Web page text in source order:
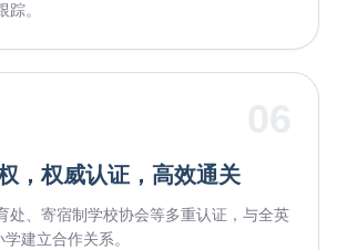
。
，权威认证，高效通关
处、寄宿制学校协会等多重认证，与全英
建立合作关系。